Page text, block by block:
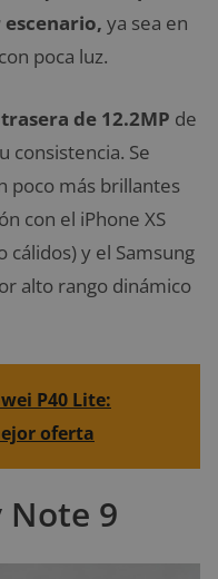
ya sea en
poca luz.
de 12.2MP de
consistencia. Se
poco más brillantes
con el iPhone XS
cálidos) y el Samsung
alto rango dinámico
P40 Lite:
oferta
Note 9